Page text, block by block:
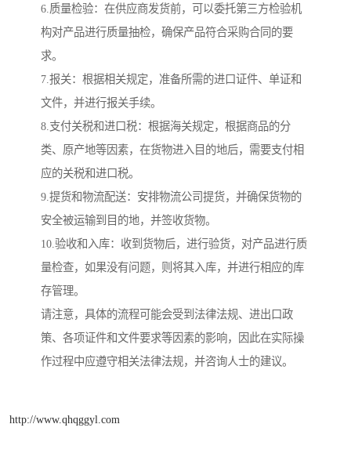
6.质量检验：在供应商发货前，可以委托第三方检验机
构对产品进行质量抽检，确保产品符合采购合同的要
求。
7.报关：根据相关规定，准备所需的进口证件、单证和
文件，并进行报关手续。
8.支付关税和进口税：根据海关规定，根据商品的分
类、原产地等因素，在货物进入目的地后，需要支付相
应的关税和进口税。
9.提货和物流配送：安排物流公司提货，并确保货物的
安全被运输到目的地，并签收货物。
10.验收和入库：收到货物后，进行验货，对产品进行质
量检查，如果没有问题，则将其入库，并进行相应的库
存管理。
请注意，具体的流程可能会受到法律法规、进出口政
策、各项证件和文件要求等因素的影响，因此在实际操
作过程中应遵守相关法律法规，并咨询人士的建议。
http://www.qhqggyl.com